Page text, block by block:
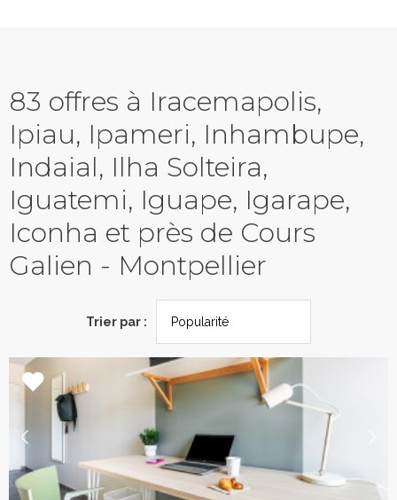
83 offres à Iracemapolis,
Ipiau, Ipameri, Inhambupe,
Indaial, Ilha Solteira,
Iguatemi, Iguape, Igarape,
Iconha et près de Cours
Galien - Montpellier
Trier par :